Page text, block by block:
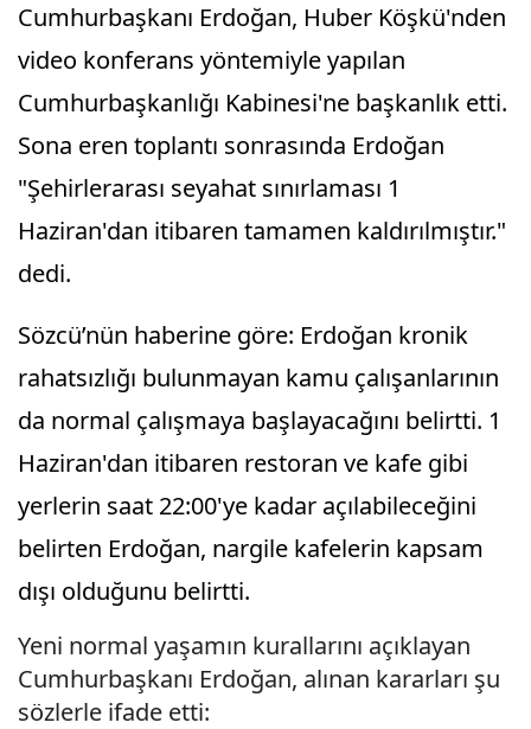
Cumhurbaşkanı Erdoğan, Huber Köşkü'nden
video konferans yöntemiyle yapılan
Cumhurbaşkanlığı Kabinesi'ne başkanlık etti.
Sona eren toplantı sonrasında Erdoğan
"Şehirlerarası seyahat sınırlaması 1
Haziran'dan itibaren tamamen kaldırılmıştır."
dedi.
Sözcü’nün haberine göre: Erdoğan kronik
rahatsızlığı bulunmayan kamu çalışanlarının
da normal çalışmaya başlayacağını belirtti. 1
Haziran'dan itibaren restoran ve kafe gibi
yerlerin saat 22:00'ye kadar açılabileceğini
belirten Erdoğan, nargile kafelerin kapsam
dışı olduğunu belirtti.
Yeni normal yaşamın kurallarını açıklayan
Cumhurbaşkanı Erdoğan, alınan kararları şu
sözlerle ifade etti: